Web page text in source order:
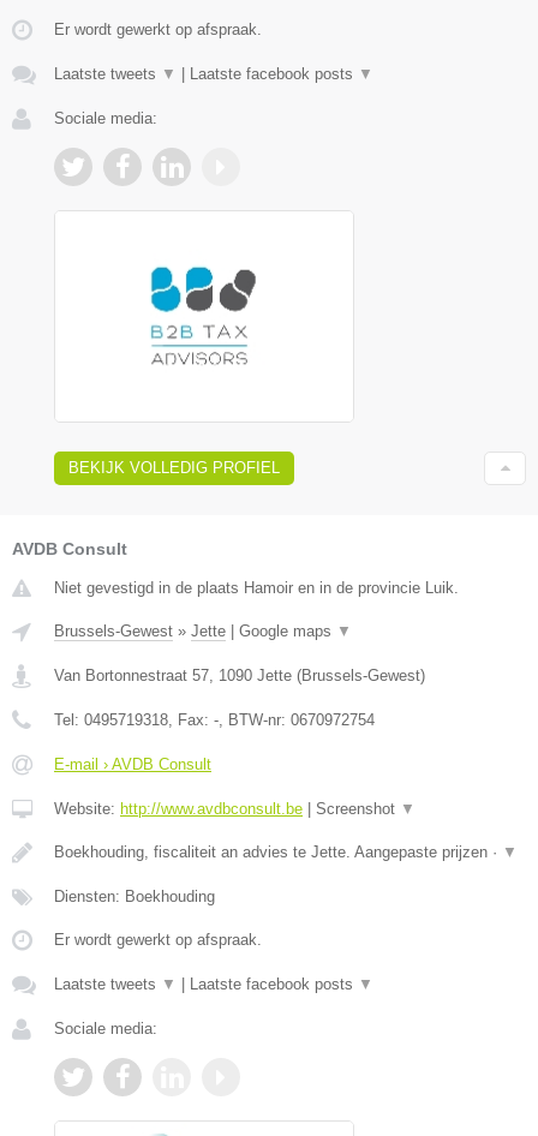
Er wordt gewerkt op afspraak.
Laatste tweets ▼ Laatste facebook posts ▼
Sociale media:
BEKIJK VOLLEDIG PROFIEL
AVDB Consult
Niet gevestigd in de plaats Hamoir en in de provincie Luik.
Brussels-Gewest » Jette | Google maps ▼
Van Bortonnestraat 57 1090 Jette (Brussels-Gewest)
Tel: 0495719318 , Fax: - , BTW-nr: 0670972754
E-mail › AVDB Consult
Website: http://www.avdbconsult.be | Screenshot ▼
Boekhouding, fiscaliteit an advies te Jette. Aangepaste prijzen · ▼
Diensten: Boekhouding
Er wordt gewerkt op afspraak.
Laatste tweets ▼ | Laatste facebook posts ▼
Sociale media: